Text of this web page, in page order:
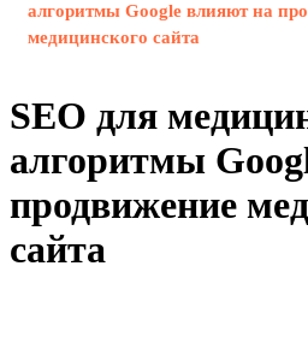
алгоритмы Google влияют на
медицинского сайта
SEO для
алгоритмы
продвижение
сайта